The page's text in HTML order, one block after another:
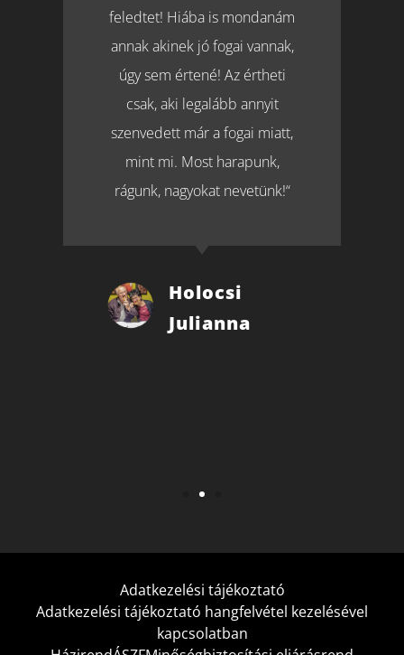
feledtet! Hiába is mondanám
annak akinek jó fogai vannak,
úgy sem értené! Az értheti
csak, aki legalább annyit
szenvedett már a fogai miatt,
mint mi. Most harapunk,
rágunk, nagyokat nevetünk!“
Holocsi
Julianna
Adatkezelési tájékoztató
Adatkezelési tájékoztató hangfelvétel kezelésével
kapcsolatban